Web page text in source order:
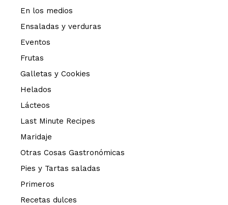
En los medios
Ensaladas y verduras
Eventos
Frutas
Galletas y Cookies
Helados
Lácteos
Last Minute Recipes
Maridaje
Otras Cosas Gastronómicas
Pies y Tartas saladas
Primeros
Recetas dulces